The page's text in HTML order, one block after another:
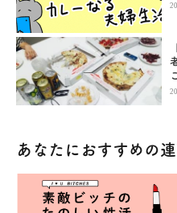
あなたにおすすめの